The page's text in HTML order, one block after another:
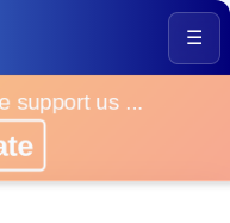
☰
support us ...